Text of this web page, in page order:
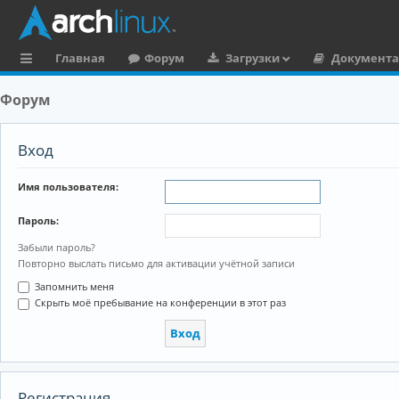
ы
и
Главная Форум Загрузки
Форум
Вход
Имя пользователя:
Пароль:
Забыли пароль?
Повторно выслать письмо для активации учётной записи
Запомнить меня
Скрыть моё пребывание на конференции в этот раз